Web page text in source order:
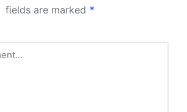
fields are marked *